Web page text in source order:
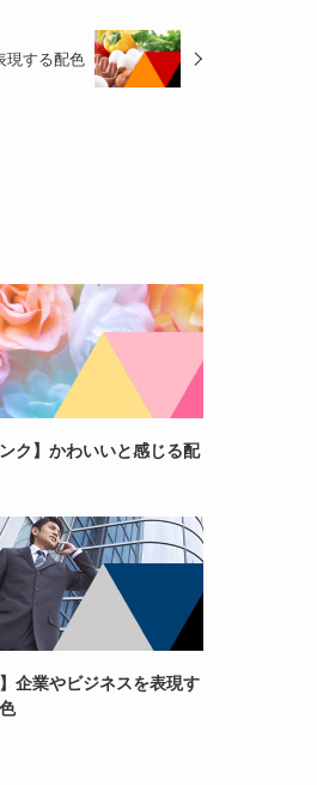
現する配色
ンク】かわいいと感じる配
】企業やビジネスを表現す